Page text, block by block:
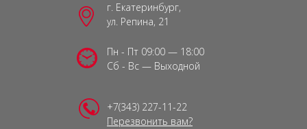
г. Екатеринбург,
ул. Репина, 21
Пн - Пт 09:00 — 18:00
Сб - Вс — Выходной
+7(343) 227-11-22
Перезвонить вам?